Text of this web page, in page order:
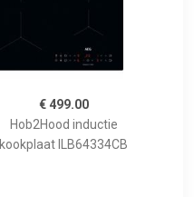
€ 499.00
Hob2Hood inductie
kookplaat ILB64334CB